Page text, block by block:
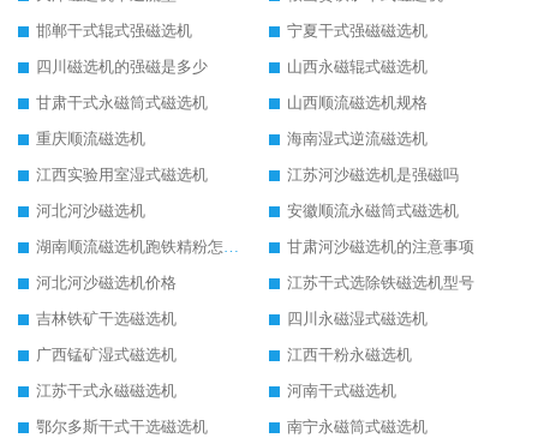
邯郸干式辊式强磁选机
宁夏干式强磁磁选机
四川磁选机的强磁是多少
山西永磁辊式磁选机
甘肃干式永磁筒式磁选机
山西顺流磁选机规格
重庆顺流磁选机
海南湿式逆流磁选机
江西实验用室湿式磁选机
江苏河沙磁选机是强磁吗
河北河沙磁选机
安徽顺流永磁筒式磁选机
湖南顺流磁选机跑铁精粉怎么处理
甘肃河沙磁选机的注意事项
河北河沙磁选机价格
江苏干式选除铁磁选机型号
吉林铁矿干选磁选机
四川永磁湿式磁选机
广西锰矿湿式磁选机
江西干粉永磁选机
江苏干式永磁磁选机
河南干式磁选机
鄂尔多斯干式干选磁选机
南宁永磁筒式磁选机